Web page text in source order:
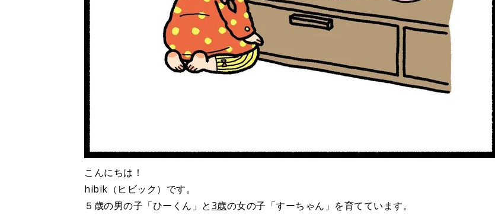
こんにちは！
hibik（ヒビック）です。
５歳の男の子「ひーくん」と3歳の女の子「すーちゃん」を育てています。